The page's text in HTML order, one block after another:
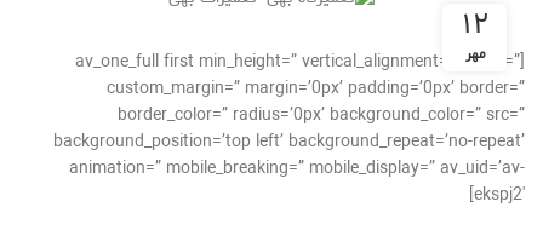
۱۲
مهر
[av_one_full first min_height=” vertical_alignment=” space=”
custom_margin=” margin=’0px’ padding=’0px’ border=”
border_color=” radius=’0px’ background_color=” src=”
background_position=’top left’ background_repeat=’no-repeat’
animation=” mobile_breaking=” mobile_display=” av_uid=’av-
ekspj2′]